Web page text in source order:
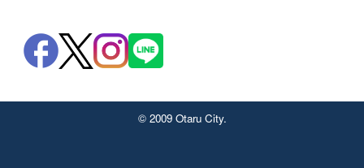
© 2009 Otaru City.